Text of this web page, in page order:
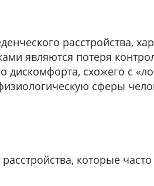
расстройства,
являются потеря
схожего с
сферы
которые